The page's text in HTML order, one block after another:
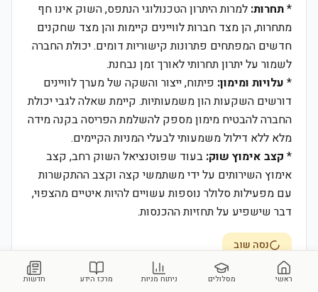
*תחרות: למרות היתרון הטכנולוגי הנתפס, השוק אינו חף
מתחרות, הן מצד חברות לוויינים קיימות והן מצד שחקנים
חדשים המפתחים פתרונות קישוריות דומים. יכולת החברה
לשמור על יתרון תחרותי לאורך זמן נבחנת.
* עלויות ומימון: פיתוח, ייצור והשקה של מערך לוויינים
דורשים השקעות הון משמעותיות. קיימת שאלה לגבי יכולת
החברה להבטיח מימון מספק להשלמת הפריסה בקנה מידה
מלא ללא דילול משמעותי לבעלי המניות הקיימים.
* קצב אימוץ שוק: בעוד שפוטנציאל השוק רחב, קצב
אימוץ השירותים על ידי משתמשי קצה וקצב ההתקשרות
עם מפעילות סלולר נוספות עשויים להיות איטיים מהצפוי,
דבר שישפיע על תחזיות ההכנסות.
נסה שוב
ראשי מסלולים ניתוח מניות מרכז הידע חדשות